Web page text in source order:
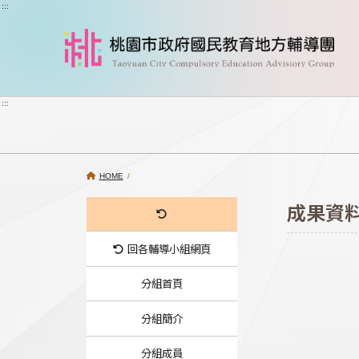
跳到主要內容
:::
:::
HOME /
回各輔導小組網頁
分組首頁
分組簡介
分組成員
成果資